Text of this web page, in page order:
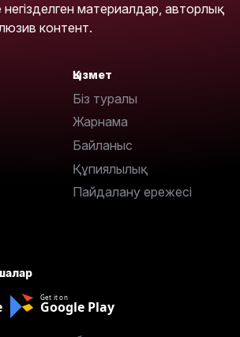
материалдар, авторлық
контент.
Қызмет
Біз туралы
Жарнама
Байланыс
Құпиялылық
Пайдалану ережесі
Get it on
Google Play